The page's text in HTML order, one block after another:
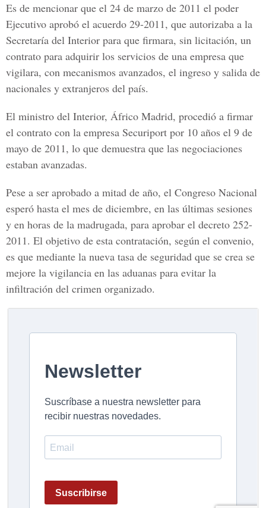
Es de mencionar que el 24 de marzo de 2011 el poder
Ejecutivo aprobó el acuerdo 29-2011, que autorizaba a la
Secretaría del Interior para que firmara, sin licitación, un
contrato para adquirir los servicios de una empresa que
vigilara, con mecanismos avanzados, el ingreso y salida de
nacionales y extranjeros del país.
El ministro del Interior, Áfrico Madrid, procedió a firmar
el contrato con la empresa Securiport por 10 años el 9 de
mayo de 2011, lo que demuestra que las negociaciones
estaban avanzadas.
Pese a ser aprobado a mitad de año, el Congreso Nacional
esperó hasta el mes de diciembre, en las últimas sesiones
y en horas de la madrugada, para aprobar el decreto 252-
2011. El objetivo de esta contratación, según el convenio,
es que mediante la nueva tasa de seguridad que se crea se
mejore la vigilancia en las aduanas para evitar la
infiltración del crimen organizado.